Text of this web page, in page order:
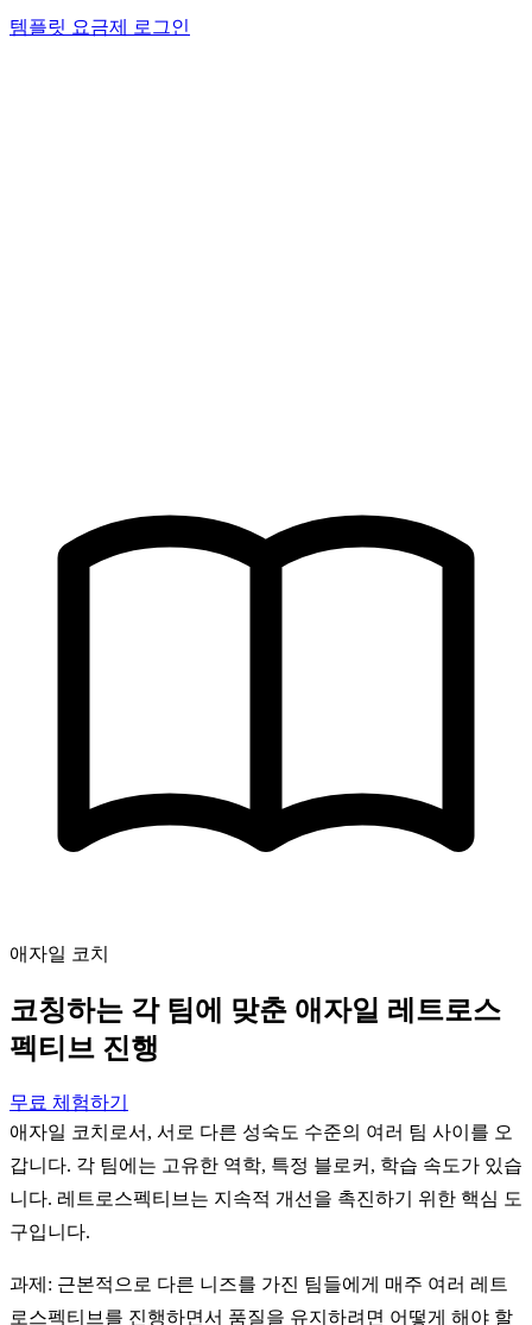
템플릿 요금제 로그인
애자일 코치
코칭하는 각 팀에 맞춘 애자일 레트로스
펙티브 진행
무료 체험하기
애자일 코치로서, 서로 다른 성숙도 수준의 여러 팀 사이를 오
갑니다. 각 팀에는 고유한 역학, 특정 블로커, 학습 속도가 있습
니다. 레트로스펙티브는 지속적 개선을 촉진하기 위한 핵심 도
구입니다.
과제: 근본적으로 다른 니즈를 가진 팀들에게 매주 여러 레트
로스펙티브를 진행하면서 품질을 유지하려면 어떻게 해야 할